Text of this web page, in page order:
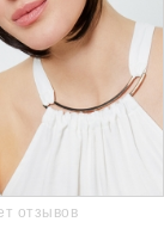
отзывов